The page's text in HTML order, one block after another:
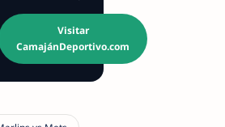
Visitar
CamajánDeportivo.com